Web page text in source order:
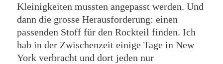
Kleinigkeiten mussten angepasst werden. Und
dann die grosse Herausforderung: einen
passenden Stoff für den Rockteil finden. Ich
hab in der Zwischenzeit einige Tage in New
York verbracht und dort jeden nur